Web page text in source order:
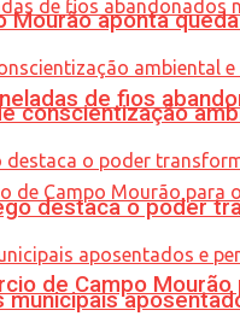
de fios
de Campo
Mourão aponta
conscientização
destaca o poder